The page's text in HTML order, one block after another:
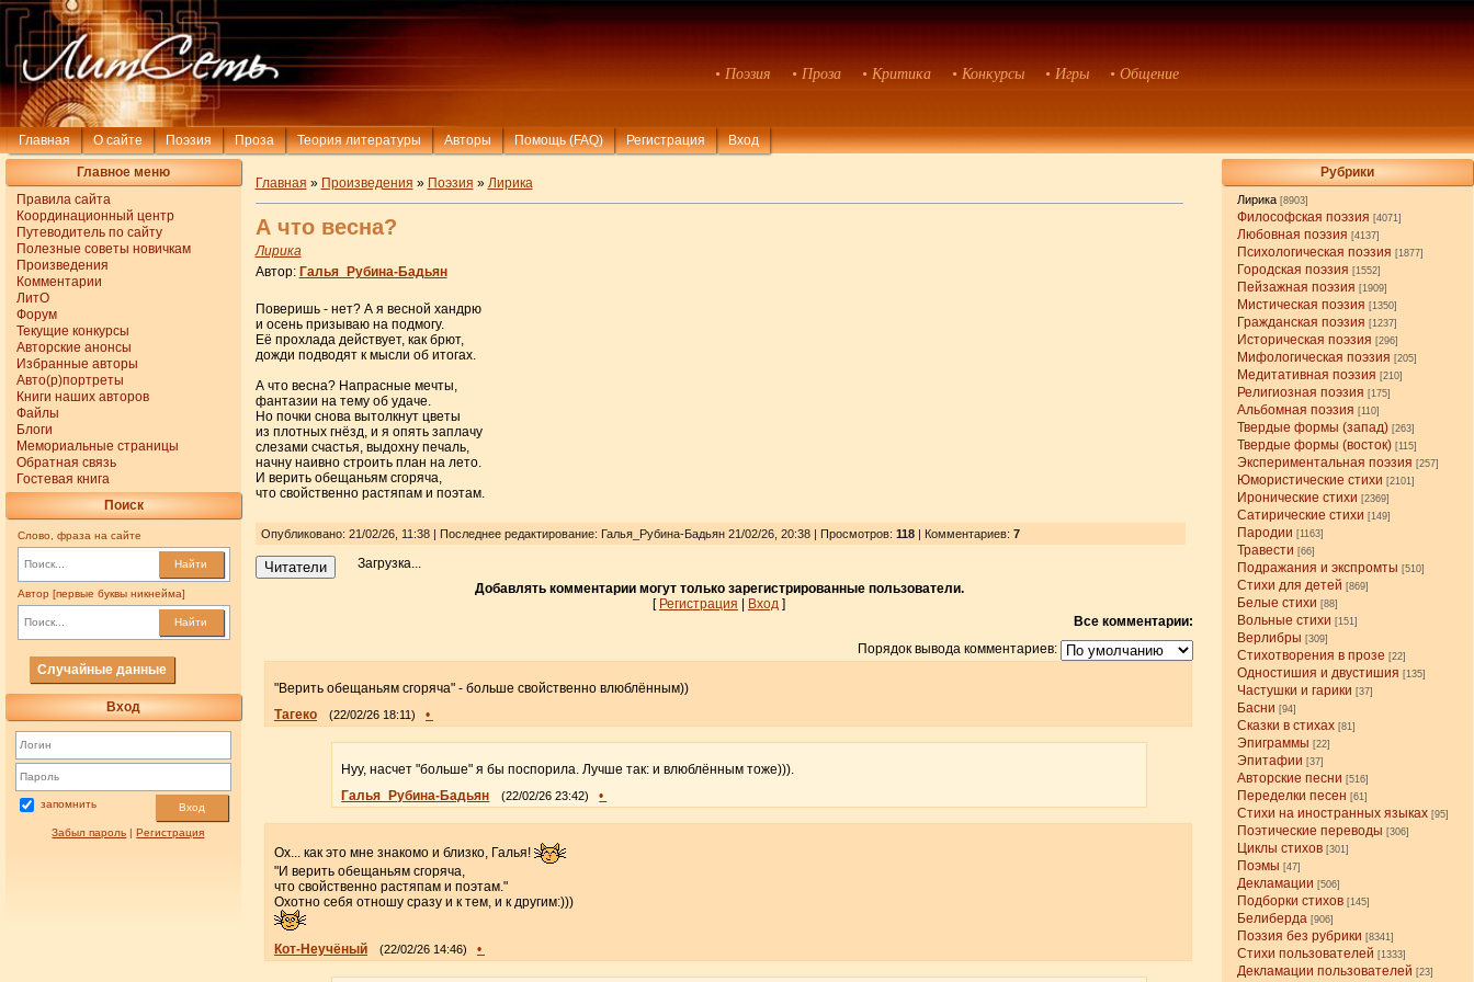
• Поэзия • Проза • Критика • Конкурсы • Игры • Общение
Главная О сайте Поэзия Проза Теория литературы Авторы Помощь (FAQ) Регистрация Вход
Главное меню
Правила сайта
Координационный центр
Путеводитель по сайту
Полезные советы новичкам
Произведения
Комментарии
ЛитО
Форум
Текущие конкурсы
Авторские анонсы
Избранные авторы
Авто(р)портреты
Книги наших авторов
Файлы
Блоги
Мемориальные страницы
Обратная связь
Гостевая книга
Поиск
Слово, фраза на сайте
Найти
Автор [первые буквы никнейма]
Найти
Случайные данные
Вход
запомнить Вход
Забыл пароль |Регистрация
Рубрики
Лирика [8903]
Философская поэзия [4071]
Любовная поэзия [4137]
Психологическая поэзия [1877]
Городская поэзия [1552]
Пейзажная поэзия [1909]
Мистическая поэзия [1350]
Гражданская поэзия [1237]
Историческая поэзия [296]
Мифологическая поэзия [205]
Медитативная поэзия [210]
Религиозная поэзия [175]
Альбомная поэзия [110]
Твердые формы (запад) [263]
Твердые формы (восток) [115]
Экспериментальная поэзия [257]
Юмористические стихи [2101]
Иронические стихи [2369]
Сатирические стихи [149]
Пародии [1163]
Травести [66]
Подражания и экспромты [510]
Стихи для детей [869]
Белые стихи [88]
Вольные стихи [151]
Верлибры [309]
Стихотворения в прозе [22]
Одностишия и двустишия [135]
Частушки и гарики [37]
Басни [94]
Сказки в стихах [81]
Эпиграммы [22]
Эпитафии [37]
Авторские песни [516]
Переделки песен [61]
Стихи на иностранных языках [95]
Поэтические переводы [306]
Циклы стихов [301]
Поэмы [47]
Декламации [506]
Подборки стихов [145]
Белиберда [906]
Поэзия без рубрики [8341]
Стихи пользователей [1333]
Декламации пользователей [23]
Главная » Произведения » Поэзия » Лирика
А что весна?
Лирика
Автор: Галья_Рубина-Бадьян
Поверишь - нет? А я весной хандрю
и осень призываю на подмогу.
Её прохлада действует, как брют,
дожди подводят к мысли об итогах.
А что весна? Напрасные мечты,
фантазии на тему об удаче.
Но почки снова вытолкнут цветы
из плотных гнёзд, и я опять заплачу
слезами счастья, выдохну печаль,
начну наивно строить план на лето.
И верить обещаньям сгоряча,
что свойственно растяпам и поэтам.
Опубликовано: 21/02/26, 11:38 | Последнее редактирование: Галья_Рубина-Бадьян 21/02/26, 20:38 | Просмотров: 118| Комментариев: 7
Читатели
Загрузка...
Добавлять комментарии могут только зарегистрированные пользователи.
[ Регистрация | Вход ]
Все комментарии:
Порядок вывода комментариев:
"Верить обещаньям сгоряча" - больше свойственно влюблённым))
Тагеко
(22/02/26 18:11) •
Нуу, насчет "больше" я бы поспорила. Лучше так: и влюблённым тоже))).
Галья_Рубина-Бадьян
(22/02/26 23:42) •
Ох... как это мне знакомо и близко, Галья!
"И верить обещаньям сгоряча,
что свойственно растяпам и поэтам."
Охотно себя отношу сразу и к тем, и к другим:)))
Кот-Неучёный (22/02/26 14:46) •